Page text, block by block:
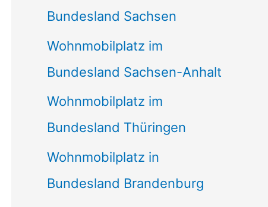
Bundesland Sachsen
Wohnmobilplatz im
Bundesland Sachsen-Anhalt
Wohnmobilplatz im
Bundesland Thüringen
Wohnmobilplatz in
Bundesland Brandenburg